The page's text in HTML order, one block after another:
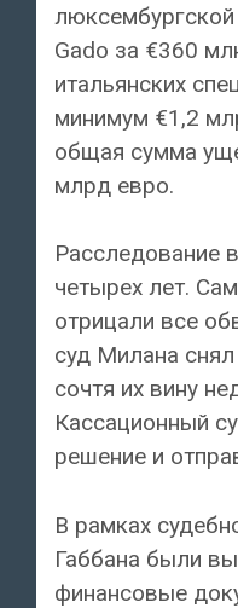
Gado за €360
итальянских
минимум €1,2
общая сумма
млрд евро.
Расследование
четырех лет.
отрицали все
суд Милана
сочтя их вину
Кассационный
решение и
В рамках
Габбана были
финансовые